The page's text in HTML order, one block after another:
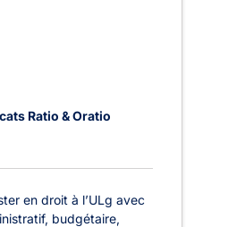
Ratio & Oratio
en droit à l’ULg avec
budgétaire,